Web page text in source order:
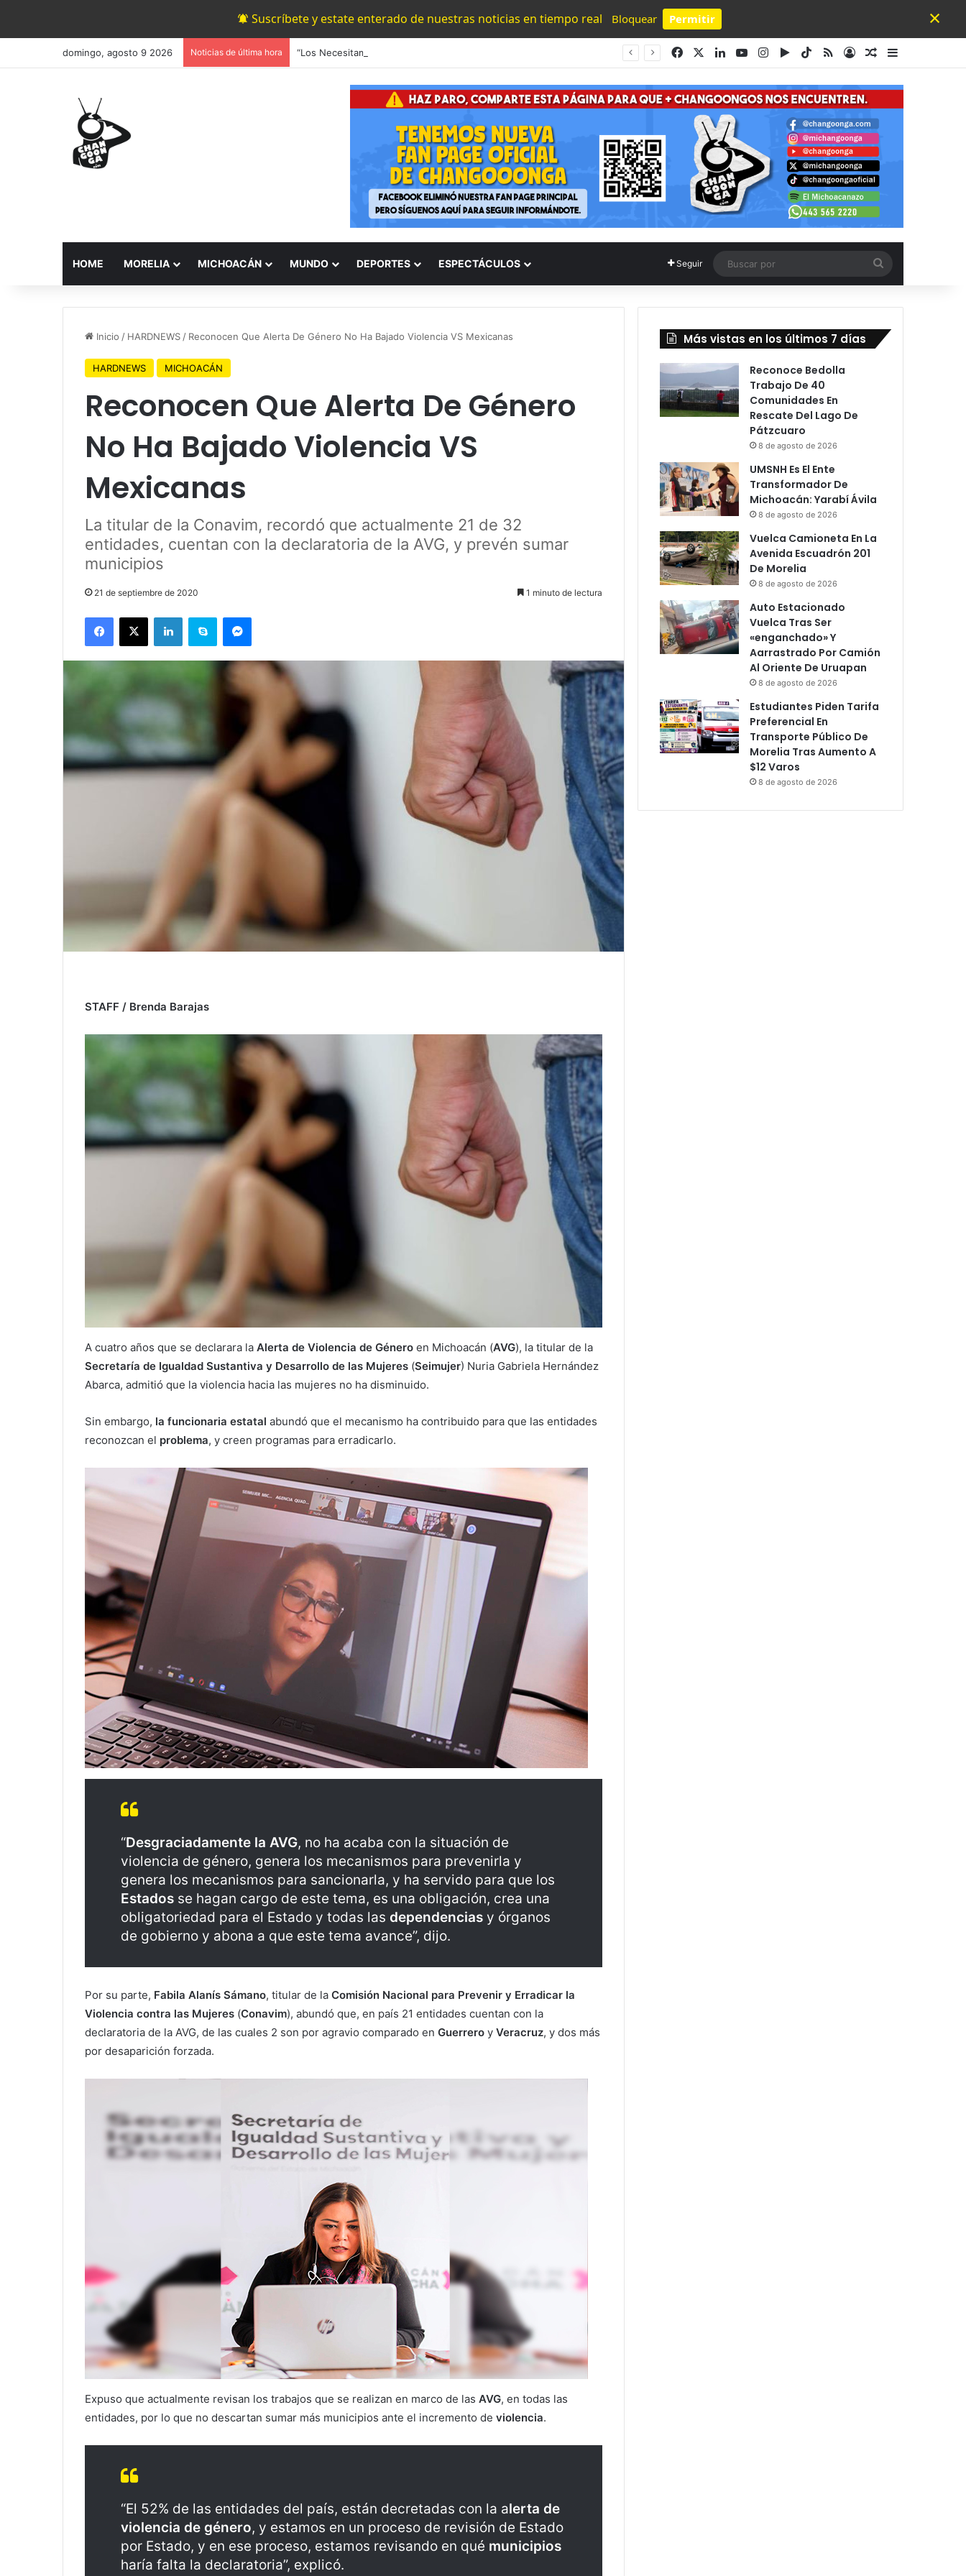
Suscríbete y estate enterado de nuestras noticias en tiempo real Bloquear Permitir
Powered by SendPulse
×
domingo, agosto 9 2026 Noticias de última hora FacebookLinkedInYouTubeInstagram
Google Play
TikTok
RSSAccesoPublicación al
Barra lateral
HOME MORELIA MICHOACÁN MUNDO DEPORTES ESPECTÁCULOS Seguir
por
Inicio / HARDNEWS / Reconocen Que Alerta De Género No Ha Bajado Violencia VS Mexicanas
HARDNEWS MICHOACÁN
Reconocen Que Alerta De Género
No Ha Bajado Violencia VS
Mexicanas
La titular de la Conavim, recordó que actualmente 21 de 32
entidades, cuentan con la declaratoria de la AVG, y prevén sumar
municipios
21 de septiembre de 2020 1 minuto de lectura
Facebook
X LinkedInSkype Messenger
STAFF / Brenda Barajas
A cuatro años que se declarara la Alerta de Violencia de Género en Michoacán (AVG), la titular de la
Secretaría de Igualdad Sustantiva y Desarrollo de las Mujeres (Seimujer) Nuria Gabriela Hernández
Abarca, admitió que la violencia hacia las mujeres no ha disminuido.
Sin embargo, la funcionaria estatal abundó que el mecanismo ha contribuido para que las entidades
reconozcan el problema, y creen programas para erradicarlo.
“Desgraciadamente la AVG, no ha acaba con la situación de
violencia de género, genera los mecanismos para prevenirla y
genera los mecanismos para sancionarla, y ha servido para que los
Estados se hagan cargo de este tema, es una obligación, crea una
obligatoriedad para el Estado y todas las dependencias y órganos
de gobierno y abona a que este tema avance”, dijo.
Por su parte, Fabila Alanís Sámano, titular de la Comisión Nacional para Prevenir y Erradicar la
Violencia contra las Mujeres (Conavim), abundó que, en país 21 entidades cuentan con la
declaratoria de la AVG, de las cuales 2 son por agravio comparado en Guerrero y Veracruz, y dos más
por desaparición forzada.
Expuso que actualmente revisan los trabajos que se realizan en marco de las AVG, en todas las
entidades, por lo que no descartan sumar más municipios ante el incremento de violencia.
“El 52% de las entidades del país, están decretadas con la alerta de
violencia de género, y estamos en un proceso de revisión de Estado
por Estado, y en ese proceso, estamos revisando en qué municipios
haría falta la declaratoria”, explicó.
Más vistas en los últimos 7 días
Reconoce Bedolla
Trabajo De 40
Comunidades En
Rescate Del Lago De
Pátzcuaro
8 de agosto de 2026
UMSNH Es El Ente
Transformador De
Michoacán: Yarabí Ávila
8 de agosto de 2026
Vuelca Camioneta En La
Avenida Escuadrón 201
De Morelia
8 de agosto de 2026
Auto Estacionado
Vuelca Tras Ser
«enganchado» Y
Aarrastrado Por Camión
Al Oriente De Uruapan
8 de agosto de 2026
Estudiantes Piden Tarifa
Preferencial En
Transporte Público De
Morelia Tras Aumento A
$12 Varos
8 de agosto de 2026